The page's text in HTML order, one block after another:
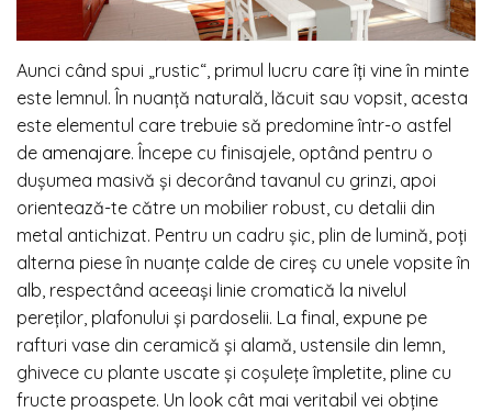
Aunci când spui „rustic“, primul lucru care îți vine în minte
este lemnul. În nuanță naturală, lăcuit sau vopsit, acesta
este elementul care trebuie să predomine într-o astfel
de amenajare. Începe cu finisajele, optând pentru o
dușumea masivă și decorând tavanul cu grinzi, apoi
orientează-te către un mobilier robust, cu detalii din
metal antichizat. Pentru un cadru șic, plin de lumină, poți
alterna piese în nuanțe calde de cireș cu unele vopsite în
alb, respectând aceeași linie cromatică la nivelul
pereților, plafonului și pardoselii. La final, expune pe
rafturi vase din ceramică și alamă, ustensile din lemn,
ghivece cu plante uscate și coșulețe împletite, pline cu
fructe proaspete. Un look cât mai veritabil vei obține